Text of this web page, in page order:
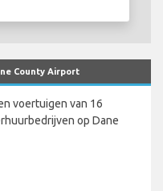
County Airport
voertuigen van 16
op Dane